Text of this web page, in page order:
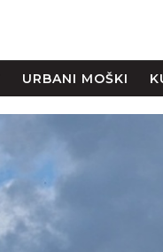
URBANI MOŠKI